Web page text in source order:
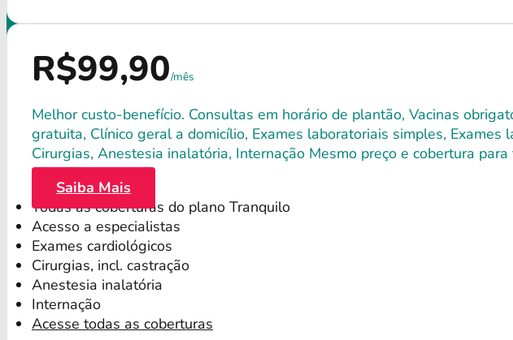
R$99,90/mês
Melhor custo-benefício. Consultas em horário de plantão, Vacinas
gratuita, Clínico geral a domicílio, Exames laboratoriais simples,
Cirurgias, Anestesia inalatória, Internação Mesmo preço e cobertura
Saiba Mais
Todas as coberturas do plano Tranquilo
Acesso a especialistas
Exames cardiológicos
Cirurgias, incl. castração
Anestesia inalatória
Internação
Acesse todas as coberturas